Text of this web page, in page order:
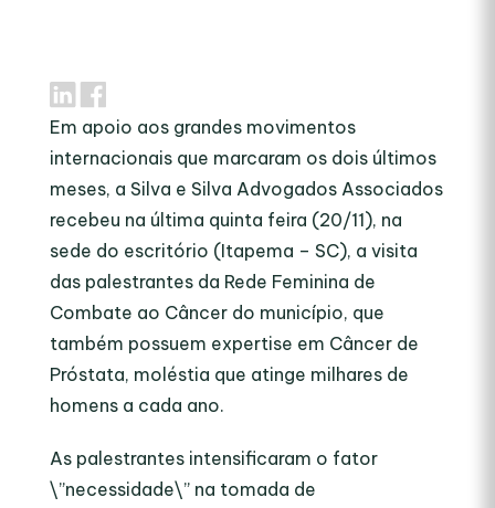
Em apoio aos grandes movimentos
internacionais que marcaram os dois últimos
meses, a Silva e Silva Advogados Associados
recebeu na última quinta feira (20/11), na
sede do escritório (Itapema – SC), a visita
das palestrantes da Rede Feminina de
Combate ao Câncer do município, que
também possuem expertise em Câncer de
Próstata, moléstia que atinge milhares de
homens a cada ano.
As palestrantes intensificaram o fator
\”necessidade\” na tomada de